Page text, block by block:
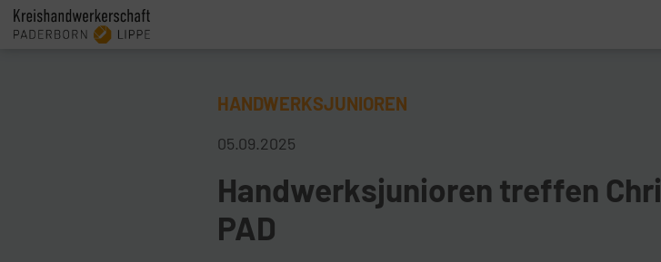
HANDWERKSJUNIOREN
05.09.2025
Handwerksjunioren treffen
PAD